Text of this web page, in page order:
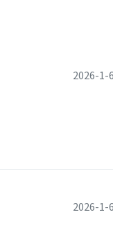
2026-1-
2026-1-